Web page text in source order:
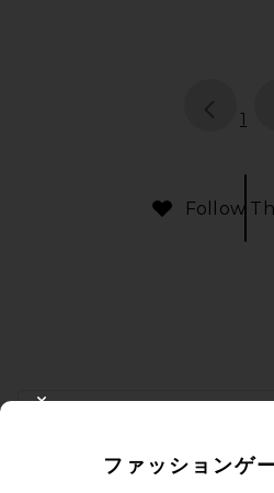
page
1
Follow
FOOTER
メールを送信することにより、当社の
ファッションゲ